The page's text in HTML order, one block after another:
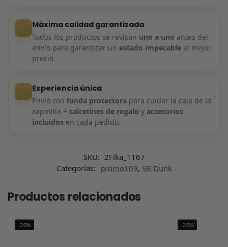
Máxima calidad garantizada
Todos los productos se revisan uno a uno antes del
envío para garantizar un estado impecableal mejor
precio.
Experiencia única
Envío con funda protectorapara cuidar la caja de la
zapatilla + calcetines de regalo y accesorios
incluidos en cada pedido.
SKU: 2Fika_1167
Categorías: promo109, SB Dunk
Productos relacionados
-20% -20%